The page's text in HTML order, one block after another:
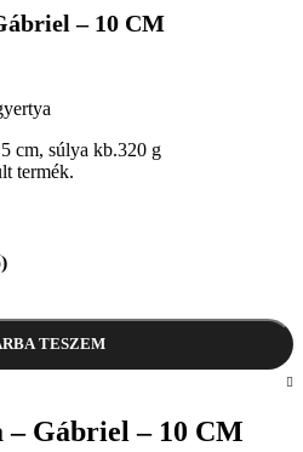
– 10 CM
cm, súlya kb.320 g
termék.
CM mennyiség
TESZEM
Gábriel – 10 CM